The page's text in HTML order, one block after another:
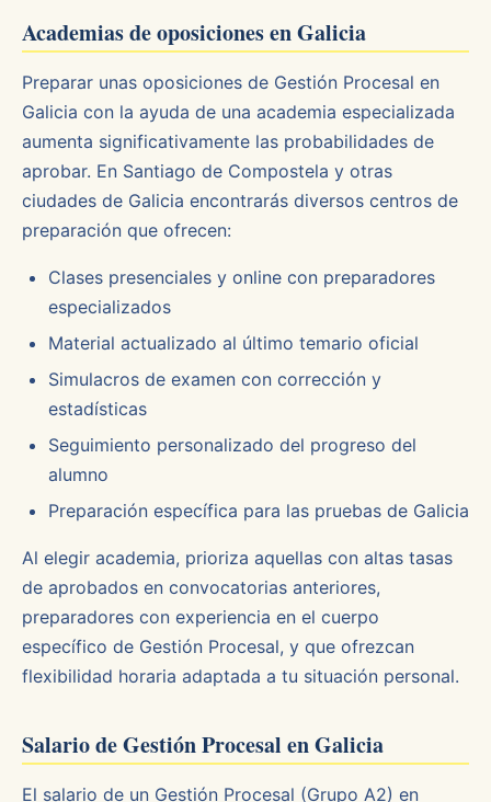
Academias de oposiciones en Galicia
Preparar unas oposiciones de Gestión Procesal en
Galicia con la ayuda de una academia especializada
aumenta significativamente las probabilidades de
aprobar. En Santiago de Compostela y otras
ciudades de Galicia encontrarás diversos centros de
preparación que ofrecen:
Clases presenciales y online con preparadores
especializados
Material actualizado al último temario oficial
Simulacros de examen con corrección y
estadísticas
Seguimiento personalizado del progreso del
alumno
Preparación específica para las pruebas de Galicia
Al elegir academia, prioriza aquellas con altas tasas
de aprobados en convocatorias anteriores,
preparadores con experiencia en el cuerpo
específico de Gestión Procesal, y que ofrezcan
flexibilidad horaria adaptada a tu situación personal.
Salario de Gestión Procesal en Galicia
El salario de un Gestión Procesal (Grupo A2) en